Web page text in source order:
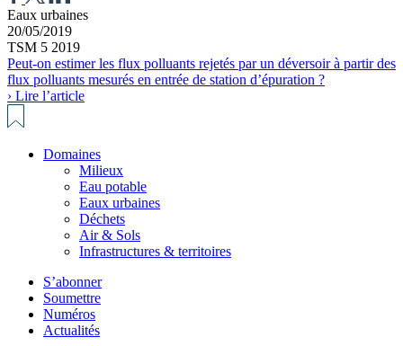
Eaux urbaines
20/05/2019
TSM 5 2019
Peut-on estimer les flux polluants rejetés par un déversoir à partir des
flux polluants mesurés en entrée de station d’épuration ?
› Lire l’article
Domaines
Milieux
Eau potable
Eaux urbaines
Déchets
Air & Sols
Infrastructures & territoires
S’abonner
Soumettre
Numéros
Actualités